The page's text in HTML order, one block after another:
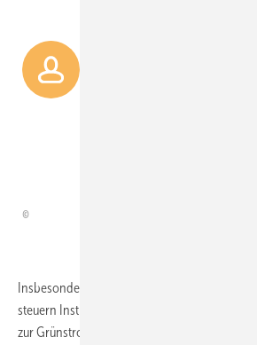
Insbesondere in den IWES-Projekten
steuern Institutsforscher mit Unternehmen
zur Grünstromvermarktung auch den breit